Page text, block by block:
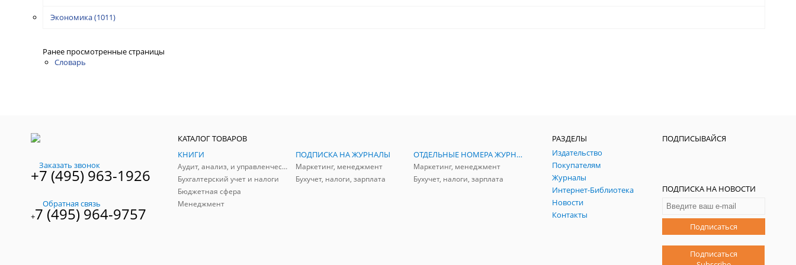
Экономика(1011)
Ранее просмотренные страницы
Словарь
Заказать звонок
+7 (495) 963-1926
Обратная связь
+7 (495) 964-9757
КАТАЛОГ ТОВАРОВ
КНИГИ
Аудит, анализ, и управленческий учет
Бухгалтерский учет и налоги
Бюджетная сфера
Менеджмент
ПОДПИСКА НА ЖУРНАЛЫ
Маркетинг, менеджмент
Бухучет, налоги, зарплата
ОТДЕЛЬНЫЕ НОМЕРА ЖУРНАЛОВ
Маркетинг, менеджмент
Бухучет, налоги, зарплата
РАЗДЕЛЫ
Издательство
Покупателям
Журналы
Интернет-Библиотека
Новости
Контакты
ПОДПИСЫВАЙСЯ
ПОДПИСКА НА НОВОСТИ
Подписаться
Подписаться